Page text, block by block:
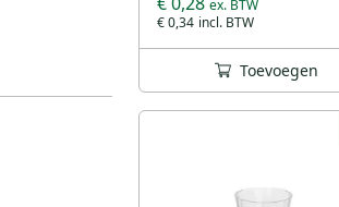
€ 0,34
Toevoegen